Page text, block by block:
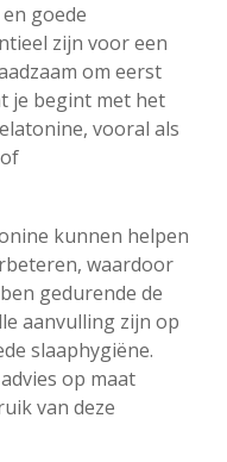
goede
zijn voor een
om eerst
je begint met het
vooral als
kunnen helpen
waardoor
gedurende de
aanvulling zijn op
slaaphygiëne.
op maat
van deze